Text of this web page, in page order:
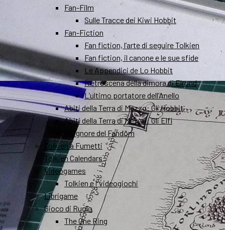
Fan-Film
Sulle Tracce dei Kiwi Hobbit
Fan-Fiction
Fan fiction, l’arte di seguire Tolkien
Fan fiction, il canone e le sue sfide
Le Appendici de Lo Hobbit
I retroscena della dimora di Elrond
L’ultimo portatore dell’Anello
Abiti della Terra di Mezzo: Gli Hobbit
Abiti della Terra di Mezzo: Gli Elfi
Il Signore del Fandom
Tolkien a Fumetti
Tolkien Calendars
Videogames
Tolkien e i videogiochi
Librigame
Gioco di Ruolo
The One Ring